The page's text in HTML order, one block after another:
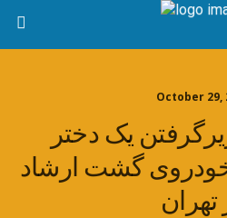
October 29,
یک دختر
گشت ارشاد
تهران